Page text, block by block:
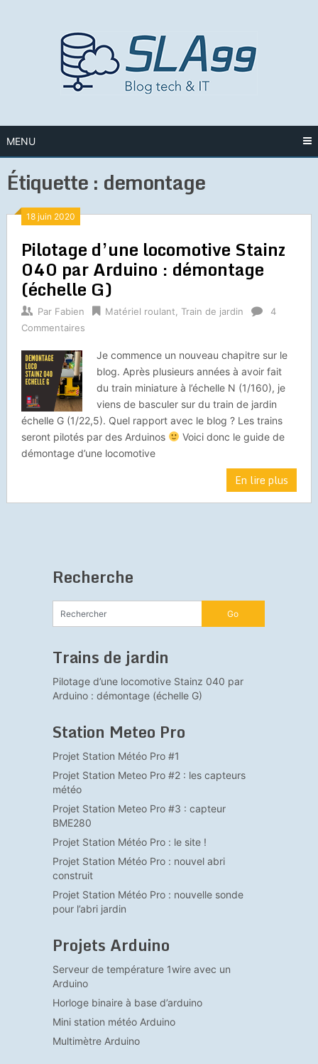
MENU
Étiquette : demontage
18 juin 2020
Pilotage d’une locomotive Stainz
040 par Arduino : démontage
(échelle G)
Par Fabien Matériel roulant Train de jardin
4
Commentaires
Je commence un nouveau chapitre sur le
blog. Après plusieurs années à avoir fait
du train miniature à l’échelle N (1/160), je
viens de basculer sur du train de jardin
échelle G (1/22,5). Quel rapport avec le blog ? Les trains
seront pilotés par des Arduinos
Voici donc le guide de
démontage d’une locomotive
En lire plus
Recherche
Trains de jardin
Pilotage d’une locomotive Stainz 040 par
Arduino : démontage (échelle G)
Station Meteo Pro
Projet Station Météo Pro #1
Projet Station Meteo Pro #2 : les capteurs
météo
Projet Station Meteo Pro #3 : capteur
BME280
Projet Station Météo Pro : le site !
Projet Station Météo Pro : nouvel abri
construit
Projet Station Météo Pro : nouvelle sonde
pour l’abri jardin
Projets Arduino
Serveur de température 1wire avec un
Arduino
Horloge binaire à base d’arduino
Mini station météo Arduino
Multimètre Arduino